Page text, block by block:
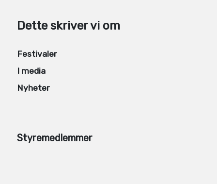
Dette skriver vi om
Festivaler
I media
Nyheter
Styremedlemmer